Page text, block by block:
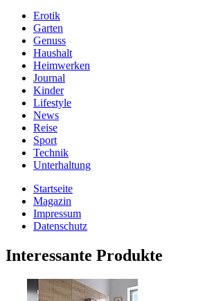
Erotik
Garten
Genuss
Haushalt
Heimwerken
Journal
Kinder
Lifestyle
News
Reise
Sport
Technik
Unterhaltung
Startseite
Magazin
Impressum
Datenschutz
Interessante Produkte